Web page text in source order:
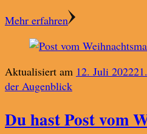
Mehr erfahren
Aktualisiert am 12. Juli 2022
der Augenblick
Du hast Post vom